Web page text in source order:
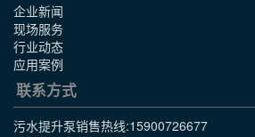
企业新闻
现场服务
行业动态
应用案例
联系方式
污水提升泵销售热线:15900726677